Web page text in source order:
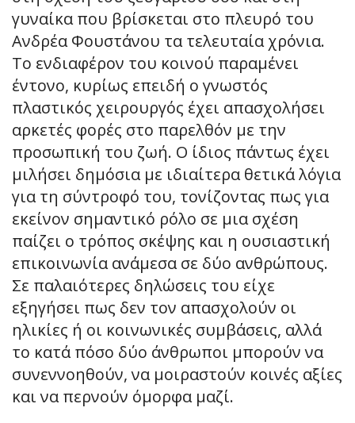
γυναίκα που βρίσκεται στο πλευρό του
Ανδρέα Φουστάνου τα τελευταία χρόνια.
Το ενδιαφέρον του κοινού παραμένει
έντονο, κυρίως επειδή ο γνωστός
πλαστικός χειρουργός έχει απασχολήσει
αρκετές φορές στο παρελθόν με την
προσωπική του ζωή. Ο ίδιος πάντως έχει
μιλήσει δημόσια με ιδιαίτερα θετικά λόγια
για τη σύντροφό του, τονίζοντας πως για
εκείνον σημαντικό ρόλο σε μια σχέση
παίζει ο τρόπος σκέψης και η ουσιαστική
επικοινωνία ανάμεσα σε δύο ανθρώπους.
Σε παλαιότερες δηλώσεις του είχε
εξηγήσει πως δεν τον απασχολούν οι
ηλικίες ή οι κοινωνικές συμβάσεις, αλλά
το κατά πόσο δύο άνθρωποι μπορούν να
συνεννοηθούν, να μοιραστούν κοινές αξίες
και να περνούν όμορφα μαζί.